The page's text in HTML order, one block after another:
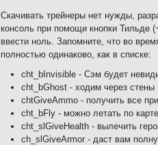
Скачивать трейнеры нет нужды,
консоль при помощи кнопки Тильде
ввести ноль. Запомните, что во
полностью одинаково, как в списке:
cht_bInvisible - Сэм будет
cht_bGhost - ходим через стены
chtGiveAmmo - получить все
cht_bFly - можно летать по карте
cht_slGiveHealth - вылечить
ch_slGiveArmor - даст вам